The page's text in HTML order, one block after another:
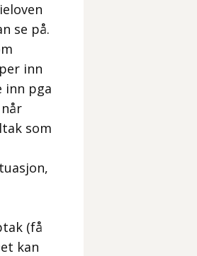
se på.
inn
inn pga
som
(få
kan